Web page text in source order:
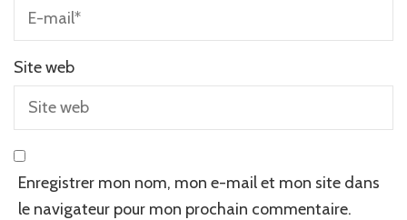
Site web
Enregistrer mon nom, mon e-mail et mon site dans
le navigateur pour mon prochain commentaire.